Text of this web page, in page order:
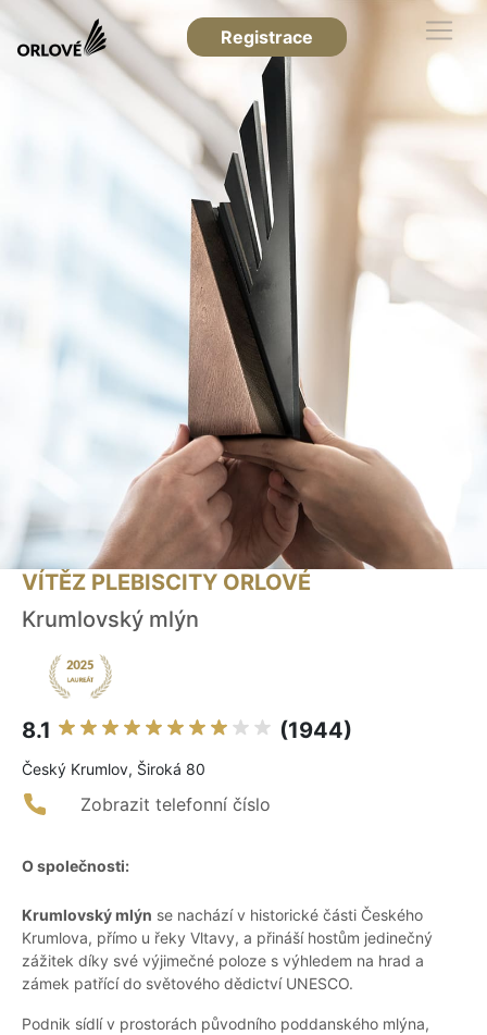
Registrace
VÍTĚZ PLEBISCITY ORLOVÉ
Krumlovský mlýn
8.1 (1944)
Český Krumlov, Široká 80
Zobrazit telefonní číslo
O společnosti:
Krumlovský mlýn se nachází v historické části Českého
Krumlova, přímo u řeky Vltavy, a přináší hostům jedinečný
zážitek díky své výjimečné poloze s výhledem na hrad a
zámek patřící do světového dědictví UNESCO.
Podnik sídlí v prostorách původního poddanského mlýna,